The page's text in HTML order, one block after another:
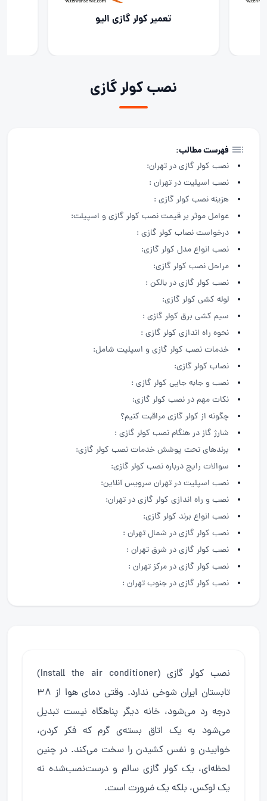
تعمیر کولر گازی کازوکی
نصب کولر گازی
فهرست مطالب:
نصب کولر گازی در تهران:
نصب اسپلیت در تهران :
هزینه نصب کولر گازی :
عوامل موثر بر قیمت نصب کولر گازی و اسپیلت:
درخواست نصاب کولر گازی :
نصب انواع مدل کولر گازی:
مراحل نصب کولر گازی:
نصب کولر گازی در بالکن :
لوله کشی کولر گازی:
سیم کشی برق کولر گازی :
نحوه راه اندازی کولر گازی :
خدمات نصب کولر گازی و اسپلیت شامل:
نصاب کولر گازی:
نصب و جابه جایی کولر گازی :
نکات مهم در نصب کولر گازی:
چگونه از کولر گازی مراقبت کنیم؟
شارژ گاز در هنگام نصب کولر گازی :
برندهای تحت پوشش خدمات نصب کولر گازی:
سوالات رایج درباره نصب کولر گازی:
نصب اسپلیت در تهران سرویس آنلاین:
نصب و راه اندازی کولر گازی در تهران:
نصب انواع برند کولر گازی:
نصب کولر گازی در شمال تهران :
نصب کولر گازی در شرق تهران :
نصب کولر گازی در مرکز تهران :
نصب کولر گازی در جنوب تهران :
نصب کولر گازی (Install the air conditioner)
تابستان ایران شوخی ندارد. وقتی دمای هوا از ۳۸
درجه رد می‌شود، خانه دیگر پناهگاه نیست تبدیل
می‌شود به یک اتاق بسته‌ی گرم که فکر کردن،
خوابیدن و نفس کشیدن را سخت می‌کند. در چنین
لحظه‌ای، یک کولر گازی سالم و درست‌نصب‌شده نه
یک لوکس، بلکه یک ضرورت است.